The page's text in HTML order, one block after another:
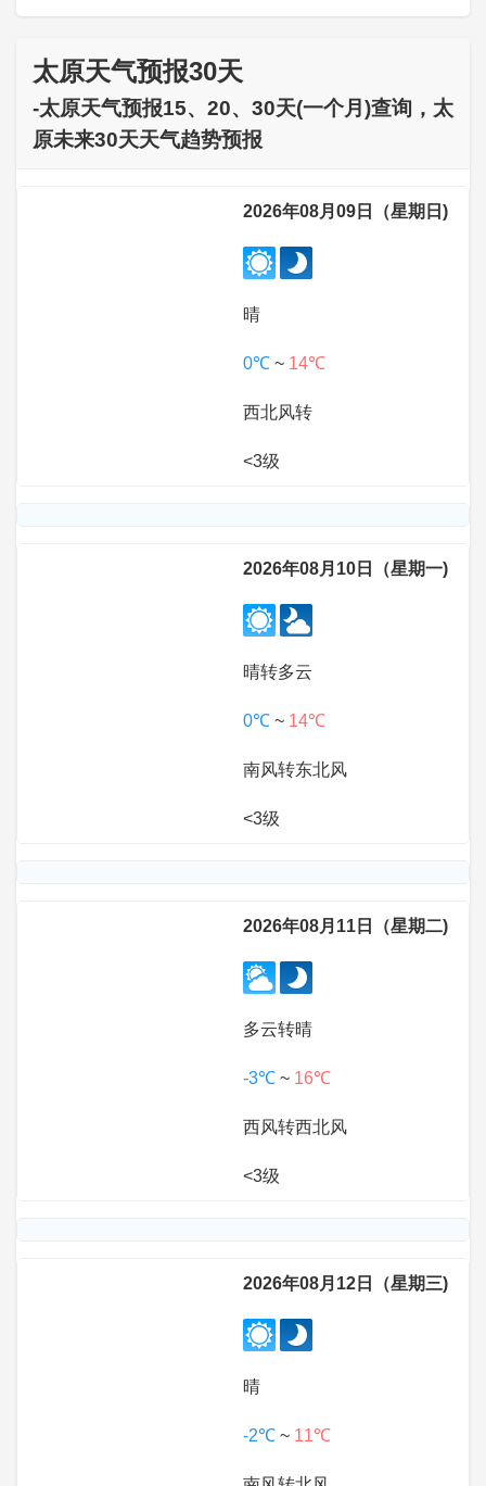
太原天气预报30天
-太原天气预报15、20、30天(一个月)查询，太
原未来30天天气趋势预报
2026年08月09日（星期日)
晴
0℃ ~ 14℃
西北风转
<3级
2026年08月10日（星期一)
晴转多云
0℃ ~ 14℃
南风转东北风
<3级
2026年08月11日（星期二)
多云转晴
-3℃ ~ 16℃
西风转西北风
<3级
2026年08月12日（星期三)
晴
-2℃ ~ 11℃